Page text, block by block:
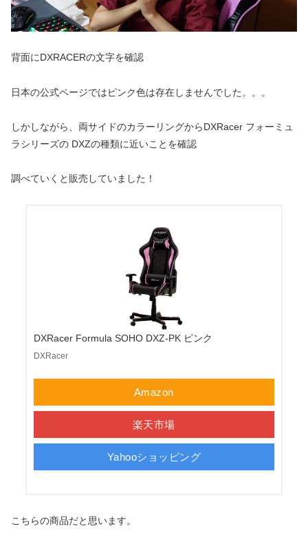
背面にDXRACERの文字を確認
日本の公式ページではピンク色は存在しませんでした。。。
しかしながら、両サイドのカラーリングからDXRacer フォーミュ
ラシリーズの DXZの種類に近いことを確認
調べていくと販売していました！
DXRacer Formula SOHO DXZ-PK ピンク
DXRacer
Amazon
楽天市場
Yahooショッピング
こちらの商品だと思います。